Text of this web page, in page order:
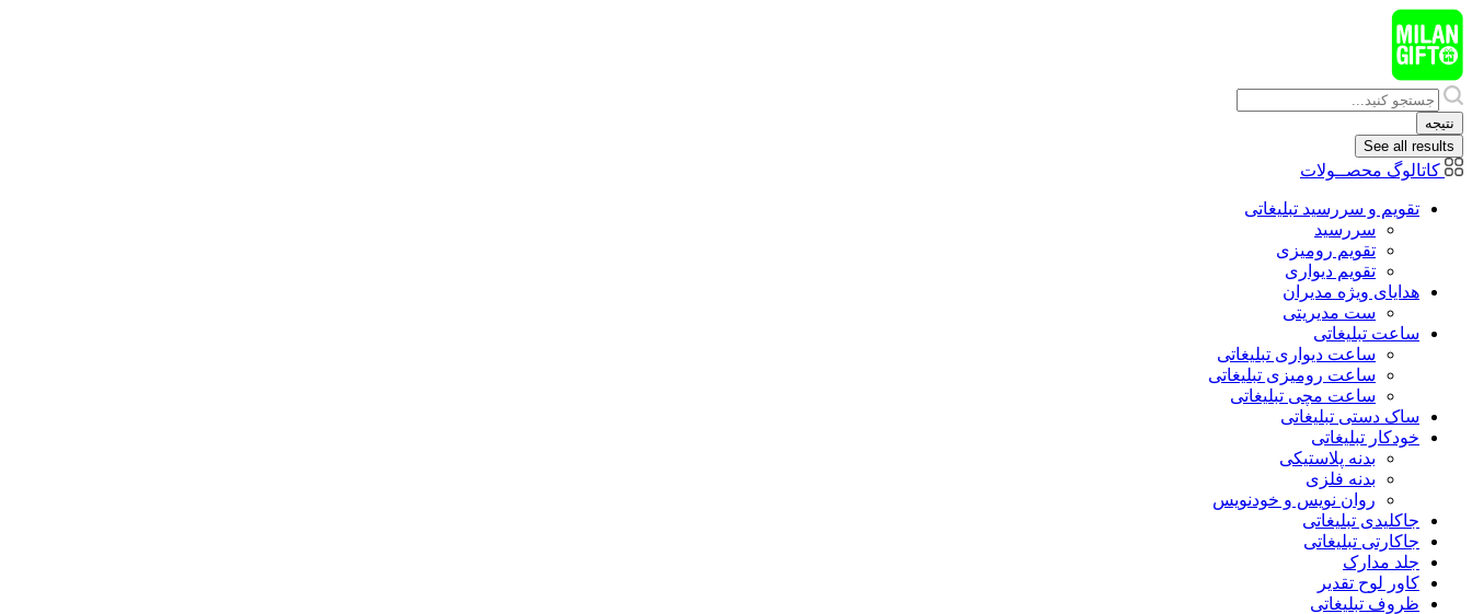
پرش
به
محتوا
Search
...
نتیجه
See all results
کاتالوگ محصــولات
تقویم و سررسید تبلیغاتی
سررسید
تقویم رومیزی
تقویم دیواری
هدایای ويژه مدیران
ست مدیریتی
ساعت تبلیغاتی
ساعت دیواری تبلیغاتی
ساعت رومیزی تبلیغاتی
ساعت مچی تبلیغاتی
ساک دستی تبلیغاتی
خودکار تبلیغاتی
بدنه پلاستیکی
بدنه فلزی
روان نویس و خودنویس
جاکلیدی تبلیغاتی
جاکارتی تبلیغاتی
جلد مدارک
کاور لوح تقدیر
ظروف تبلیغاتی